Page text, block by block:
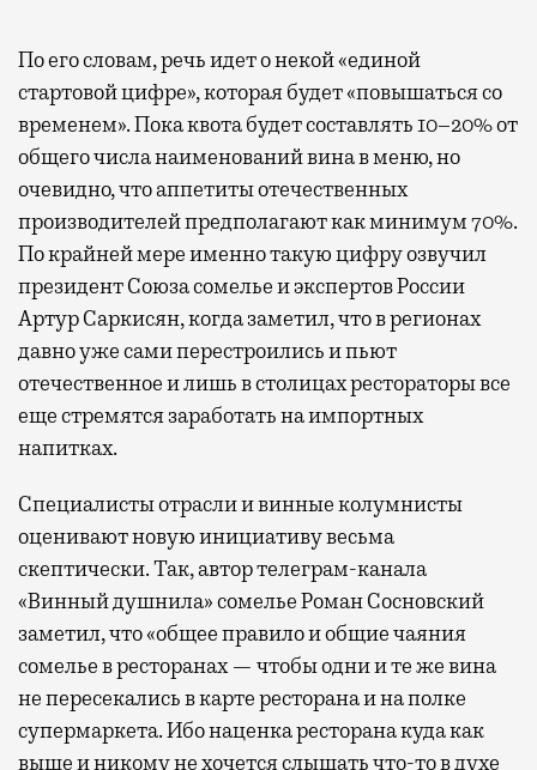
По его словам, речь идет о некой «единой
стартовой цифре», которая будет «повышаться со
временем». Пока квота будет составлять 10–20% от
общего числа наименований вина в меню, но
очевидно, что аппетиты отечественных
производителей предполагают как минимум 70%.
По крайней мере именно такую цифру озвучил
президент Союза сомелье и экспертов России
Артур Саркисян, когда заметил, что в регионах
давно уже сами перестроились и пьют
отечественное и лишь в столицах рестораторы все
еще стремятся заработать на импортных
напитках.
Специалисты отрасли и винные колумнисты
оценивают новую инициативу весьма
скептически. Так, автор телеграм-канала
«Винный душнила» сомелье Роман Сосновский
заметил, что «общее правило и общие чаяния
сомелье в ресторанах — чтобы одни и те же вина
не пересекались в карте ресторана и на полке
супермаркета. Ибо наценка ресторана куда как
выше и никому не хочется слышать что-то в духе